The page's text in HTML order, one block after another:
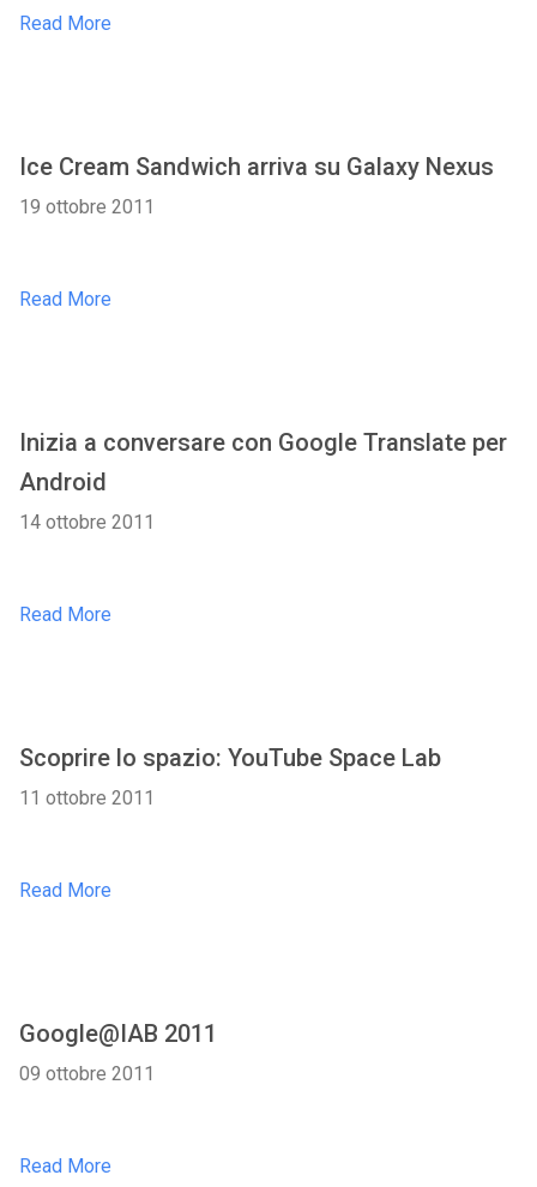
Read More
Ice Cream Sandwich arriva su Galaxy Nexus
19 ottobre 2011
Read More
Inizia a conversare con Google Translate per
Android
14 ottobre 2011
Read More
Scoprire lo spazio: YouTube Space Lab
11 ottobre 2011
Read More
Google@IAB 2011
09 ottobre 2011
Read More